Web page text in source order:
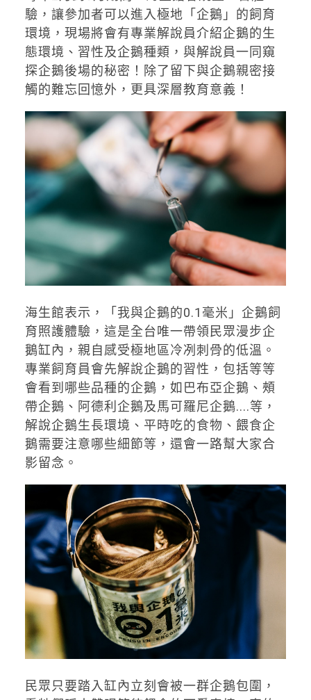
驗，讓參加者可以進入極地「企鵝」的飼育
環境，現場將會有專業解說員介紹企鵝的生
態環境、習性及企鵝種類，與解說員一同窺
探企鵝後場的秘密！除了留下與企鵝親密接
觸的難忘回憶外，更具深層教育意義！
海生館表示，「我與企鵝的0.1毫米」企鵝飼
育照護體驗，這是全台唯一帶領民眾漫步企
鵝缸內，親自感受極地區冷冽刺骨的低溫。
專業飼育員會先解說企鵝的習性，包括等等
會看到哪些品種的企鵝，如巴布亞企鵝、頰
帶企鵝、阿德利企鵝及馬可羅尼企鵝....等，
解說企鵝生長環境、平時吃的食物、餵食企
鵝需要注意哪些細節等，還會一路幫大家合
影留念。
民眾只要踏入缸內立刻會被一群企鵝包圍，